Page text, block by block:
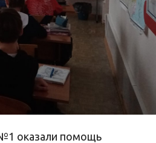
оказали помощь